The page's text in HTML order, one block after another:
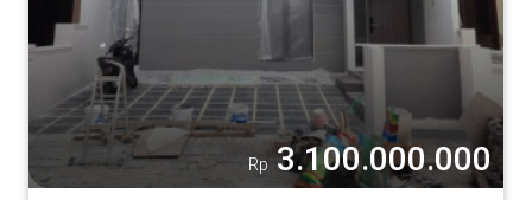
Rp 3.100.000.000